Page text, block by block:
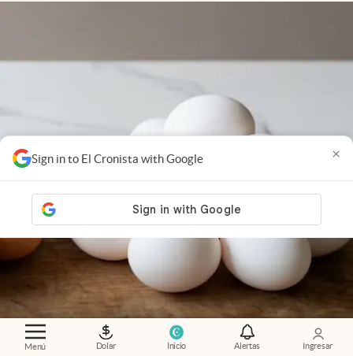
Menú Dolar Inicio Alertas Ingresar
Sign in to El Cronista with Google ×